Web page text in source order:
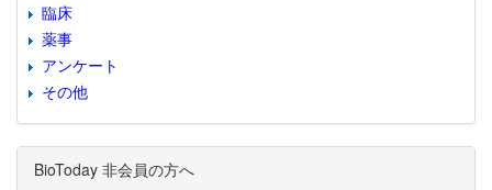
臨床
薬事
アンケート
その他
BioToday 非会員の方へ